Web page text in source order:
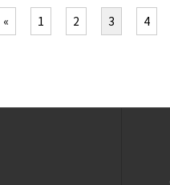
« 1 2 3 4